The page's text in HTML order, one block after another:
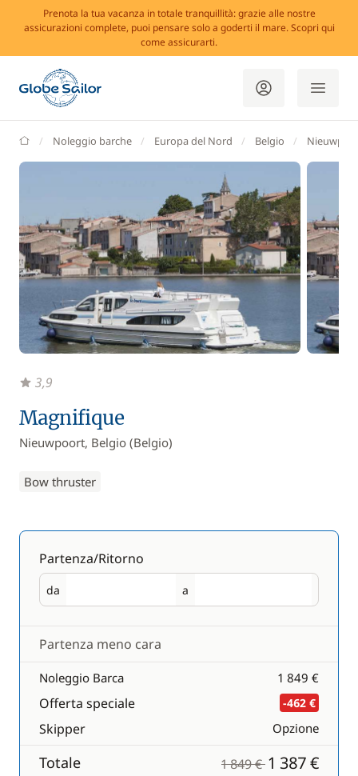
Prenota la tua vacanza in totale tranquillità: grazie alle nostre
assicurazioni complete, puoi pensare solo a goderti il mare. Scopri qui
come assicurarti.
GlobeSailor
Noleggio barche Europa del Nord Belgio
Magnifique
Nieuwpoort, Belgio (Belgio)
Bow thruster
3,9
Partenza/Ritorno
da
Partenza a
Ritorno
Partenza meno cara
Noleggio Barca 1 849 €
Offerta speciale -462 €
Skipper Opzione
Totale 1 849 €1 387 €